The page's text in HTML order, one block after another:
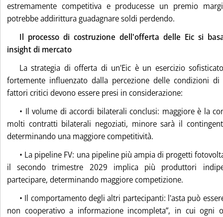
estremamente competitiva e producesse un premio
potrebbe addirittura guadagnare soldi perdendo.
Il processo di costruzione dell'offerta delle Eic si
insight di mercato
La strategia di offerta di un'Eic è un esercizio
fortemente influenzato dalla percezione delle condizioni
fattori critici devono essere presi in considerazione:
• Il volume di accordi bilaterali conclusi: maggiore è la
molti contratti bilaterali negoziati, minore sarà il
determinando una maggiore competitività.
• La pipeline FV: una pipeline più ampia di progetti
il secondo trimestre 2029 implica più produttori
partecipare, determinando maggiore competizione.
• Il comportamento degli altri partecipanti: l'asta può
non cooperativo a informazione incompleta”, in cui ogni